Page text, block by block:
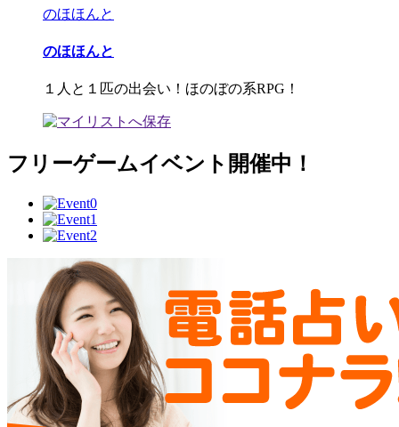
のほほんと
のほほんと
１人と１匹の出会い！ほのぼの系RPG！
フリーゲームイベント開催中！